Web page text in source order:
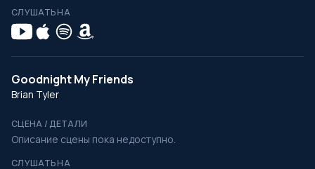
СЛУШАТЬ НА
Goodnight My Friends
Brian Tyler
СЦЕНА / ДЕТАЛИ
Описание сцены пока недоступно.
СЛУШАТЬ НА